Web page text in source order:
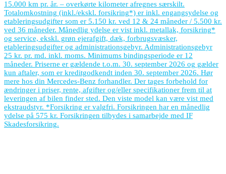
15.000 km pr. år. – overkørte kilometer afregnes særskilt.
Totalomkostning (inkl./ekskl. forsikring*) er inkl. engangsydelse og
etableringsudgifter som er 5.150 kr. ved 12 & 24 måneder / 5.500 kr.
ved 36 måneder. Månedlig ydelse er vist inkl. metallak, forsikring*
og service, ekskl. grøn ejerafgift, dæk, forbrugsvæsker,
etableringsudgifter og administrationsgebyr. Administrationsgebyr
25 kr. pr. md. inkl. moms. Minimums bindingsperiode er 12
måneder. Priserne er gældende t.o.m. 30. september 2026 og gælder
kun aftaler, som er kreditgodkendt inden 30. september 2026. Hør
mere hos din Mercedes-Benz forhandler. Der tages forbehold for
ændringer i priser, rente, afgifter og/eller specifikationer frem til at
leveringen af bilen finder sted. Den viste model kan være vist med
ekstraudstyr. *Forsikring er valgfri. Forsikringen har en månedlig
ydelse på 575 kr. Forsikringen tilbydes i samarbejde med IF
Skadesforsikring.